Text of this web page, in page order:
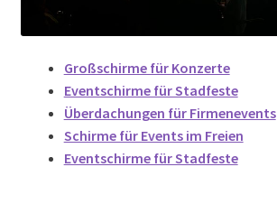
Großschirme für Konzerte
Eventschirme für Stadfeste
Überdachungen für Firmenevents
Schirme für Events im Freien
Eventschirme für Stadfeste